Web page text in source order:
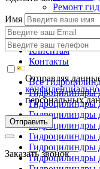
Ремонт
Ремонт
Ремонт
Производство
Клиентам
Контакты
Все
Гидроцилиндры
Гидроцилиндры
Гидроцилиндры
Гидроцилиндры
Гидроцилиндры
Гидроцилиндры
Гидроцилиндры
Имя
Отправляя
персональных
Отправить
Заказать звонок